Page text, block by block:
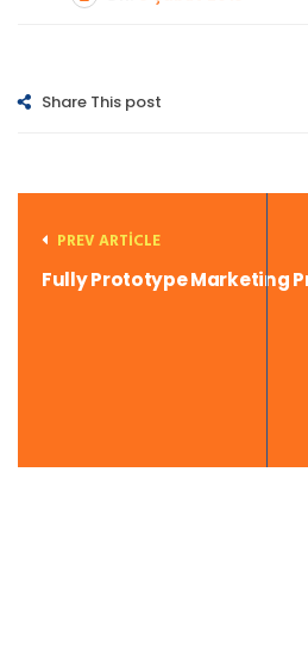
Share This post
PREV ARTICLE
Fully Prototype Marketing